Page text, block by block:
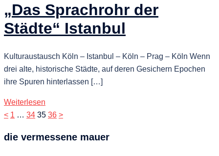
„Das Sprachrohr der
Städte“ Istanbul
Kulturaustausch Köln – Istanbul – Köln – Prag – Köln Wenn
drei alte, historische Städte, auf deren Gesichern Epochen
ihre Spuren hinterlassen […]
Weiterlesen
Seitennummerierung
Beiträge
< 1 … 34 35 36 >
die vermessene mauer